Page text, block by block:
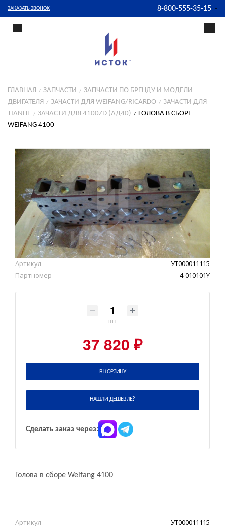
ЗАКАЗАТЬ ЗВОНОК 8-800-555-35-15
ГЛАВНАЯ ЗАПЧАСТИ
ЗАПЧАСТИ ПО БРЕНДУ И МОДЕЛИ
ДВИГАТЕЛЯ
ЗАЧАСТИ ДЛЯ WEIFANG/RICARDO
ЗАЧАСТИ ДЛЯ
TIANHE
ЗАЧАСТИ ДЛЯ 4100ZD (АД40)
ГОЛОВА В СБОРЕ
WEIFANG 4100
Артикул
УТ000011115
Партномер
4-010101Y
шт
37 820 ₽
В КОРЗИНУ
НАШЛИ ДЕШЕВЛЕ?
Сделать заказ через:
Голова в сборе Weifang 4100
Артикул
УТ000011115